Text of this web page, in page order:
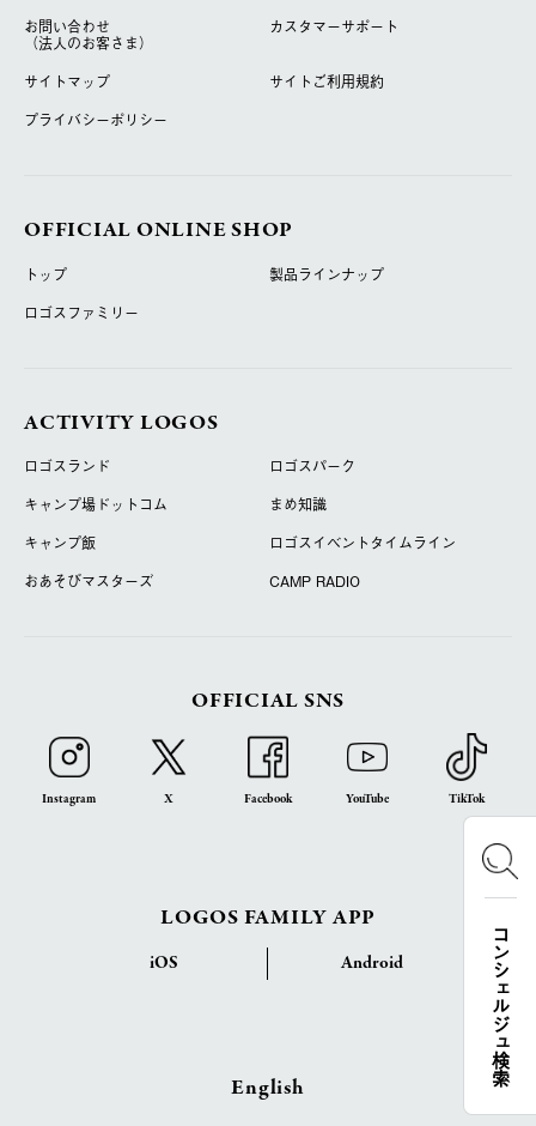
コンシェルジュ検索
お問い合わせ
（法人のお客さま）
カスタマーサポート
サイトマップ
サイトご利用規約
プライバシーポリシー
OFFICIAL ONLINE SHOP
トップ
製品ラインナップ
ロゴスファミリー
ACTIVITY LOGOS
ロゴスランド
ロゴスパーク
キャンプ場ドットコム
まめ知識
キャンプ飯
ロゴスイベントタイムライン
おあそびマスターズ
CAMP RADIO
OFFICIAL SNS
Instagram X Facebook YouTube TikTok
LOGOS FAMILY APP
iOS Android
English